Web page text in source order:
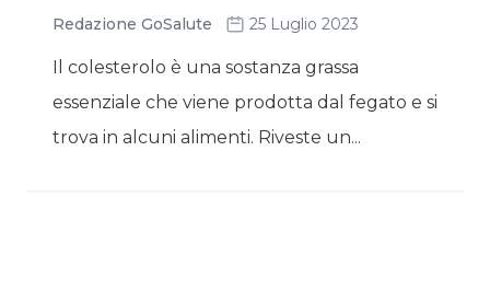
Redazione GoSalute 25 Luglio 2023
Il colesterolo è una sostanza grassa
essenziale che viene prodotta dal fegato e si
trova in alcuni alimenti. Riveste un...